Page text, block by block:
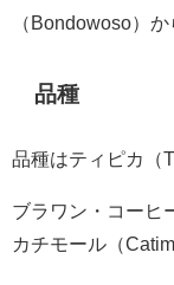
（Bondowoso）
品種
品種はティピカ（
ブラワン・コーヒ
カチモール（